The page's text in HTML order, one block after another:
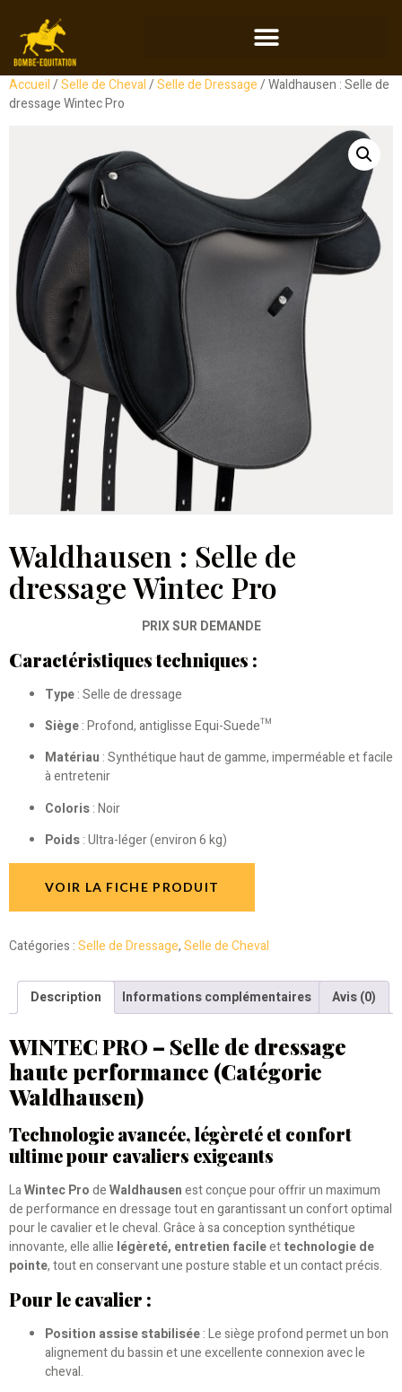
Accueil/Selle de Cheval/Selle de Dressage/ Waldhausen : Selle de
dressage Wintec Pro
Waldhausen : Selle de
dressage Wintec Pro
PRIX SUR DEMANDE
Caractéristiques techniques :
Type: Selle de dressage
Siège: Profond, antiglisse Equi-Suede™
Matériau : Synthétique haut de gamme, imperméable et facile
à entretenir
Coloris: Noir
Poids: Ultra-léger (environ 6 kg)
VOIR LA FICHE PRODUIT
Catégories :Selle de Dressage,Selle de Cheval
Description Informations complémentaires Avis (0)
WINTEC PRO – Selle de dressage
haute performance (Catégorie
Waldhausen)
Technologie avancée, légèreté et confort
ultime pour cavaliers exigeants
LaWintec ProdeWaldhausenest conçue pour offrir un maximum
de performance en dressage tout en garantissant un confort optimal
pour le cavalier et le cheval. Grâce à sa conception synthétique
innovante, elle allie légèreté, entretien facileettechnologie de
pointe, tout en conservant une posture stable et un contact précis.
Pour le cavalier :
Position assise stabilisée: Le siège profond permet un bon
alignement du bassin et une excellente connexion avec le
cheval.